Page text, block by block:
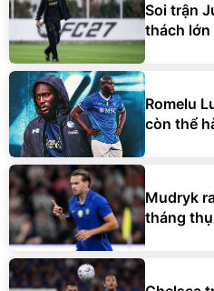
Soi trận
thách lớn
Romelu
còn thể
Mudryk
tháng